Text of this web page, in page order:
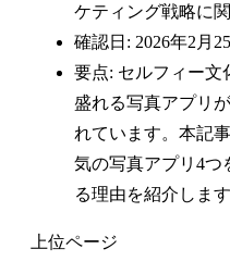
ケティング戦略に
確認日: 2026年2月
要点: セルフィー文
盛れる写真アプリ
れています。本記
気の写真アプリ4つ
る理由を紹介します
上位ページ